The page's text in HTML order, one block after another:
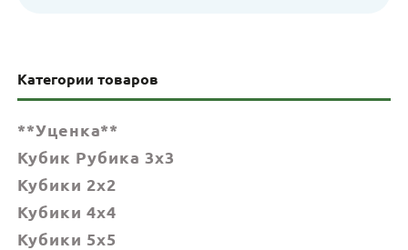
Категории товаров
**Уценка**
Кубик Рубика 3x3
Кубики 2x2
Кубики 4x4
Кубики 5x5